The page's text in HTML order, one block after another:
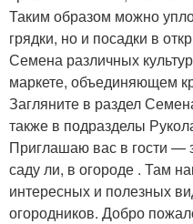
Таким образом можно
грядки, но и посадки в
Семена различных
маркете, объединяющем
Загляните в раздел
также в подразделы
Приглашаю вас в гости —
саду ли, в огороде . Там
интересных и полезных
огородников. Добро